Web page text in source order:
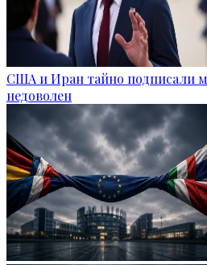
США и Иран тайно подписали
недоволен